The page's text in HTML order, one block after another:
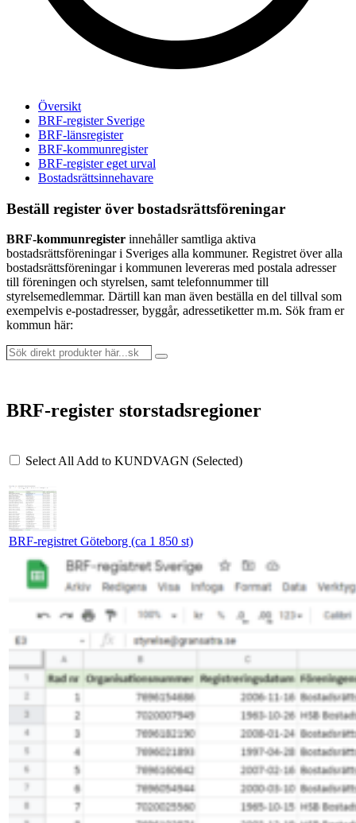
Översikt
BRF-register Sverige
BRF-länsregister
BRF-kommunregister
BRF-register eget urval
Bostadsrättsinnehavare
Beställ register över bostadsrättsföreningar
BRF-kommunregister innehåller samtliga aktiva
bostadsrättsföreningar i Sveriges alla kommuner. Registret över alla
bostadsrättsföreningar i kommunen levereras med postala adresser
till föreningen och styrelsen, samt telefonnummer till
styrelsemedlemmar. Därtill kan man även beställa en del tillval som
exempelvis e-postadresser, byggår, adressetiketter m.m. Sök fram er
kommun här:
Sök
in
Search
BRF-register storstadsregioner
Select All Add to KUNDVAGN (Selected)
BRF-registret Göteborg (ca 1 850 st)